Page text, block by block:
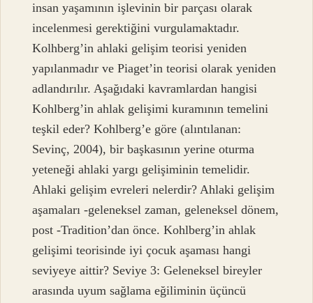
insan yaşamının işlevinin bir parçası olarak
incelenmesi gerektiğini vurgulamaktadır.
Kolhberg’in ahlaki gelişim teorisi yeniden
yapılanmadır ve Piaget’in teorisi olarak yeniden
adlandırılır. Aşağıdaki kavramlardan hangisi
Kohlberg’in ahlak gelişimi kuramının temelini
teşkil eder? Kohlberg’e göre (alıntılanan:
Sevinç, 2004), bir başkasının yerine oturma
yeteneği ahlaki yargı gelişiminin temelidir.
Ahlaki gelişim evreleri nelerdir? Ahlaki gelişim
aşamaları -geleneksel zaman, geleneksel dönem,
post -Tradition’dan önce. Kohlberg’in ahlak
gelişimi teorisinde iyi çocuk aşaması hangi
seviyeye aittir? Seviye 3: Geleneksel bireyler
arasında uyum sağlama eğiliminin üçüncü